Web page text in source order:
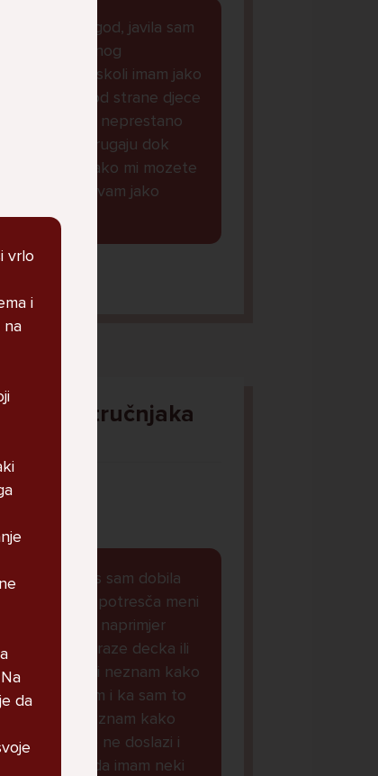
dan kako god, javila sam
se zbog jednog
u skoli imam jako
problema od strane djece
razreda, neprestano
maltretiraju i rugaju dok
ne mogu...ako mi mozete
savjet bila bi vam jako
lp.
Pitaj Stručnjaka
dan, danas sam dobila
koja ke potresča meni
dolazilo naprimjer
cura koje traze decka ili
zele se je**ti neznam kako
kazem i ka sam to
micala i neznam kako
da mi to ne doslazi i
mi je doslo da imam neki
vrlo
i
na
da